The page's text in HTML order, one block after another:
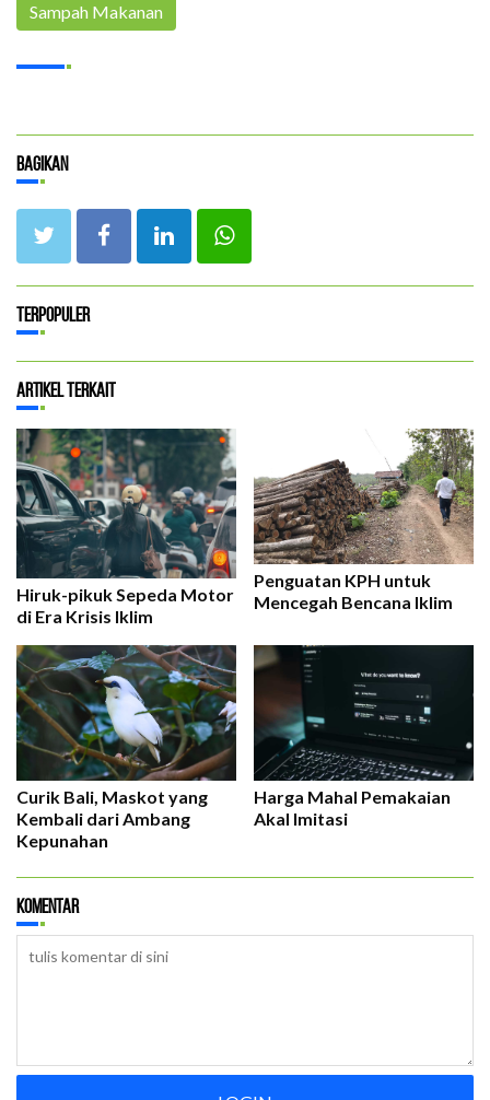
Sampah Makanan
Bagikan
Terpopuler
Artikel Terkait
Hiruk-pikuk Sepeda Motor
di Era Krisis Iklim
Penguatan KPH untuk
Mencegah Bencana Iklim
Curik Bali, Maskot yang
Kembali dari Ambang
Kepunahan
Harga Mahal Pemakaian
Akal Imitasi
Komentar